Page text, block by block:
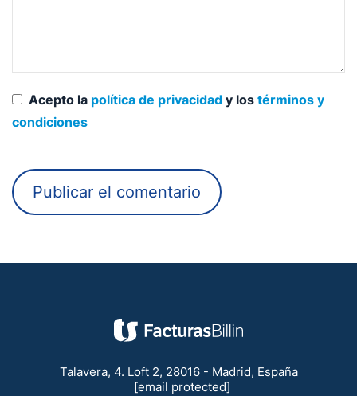
Acepto la política de privacidad y los términos y
condiciones
Talavera, 4. Loft 2, 28016 - Madrid, España
[email protected]